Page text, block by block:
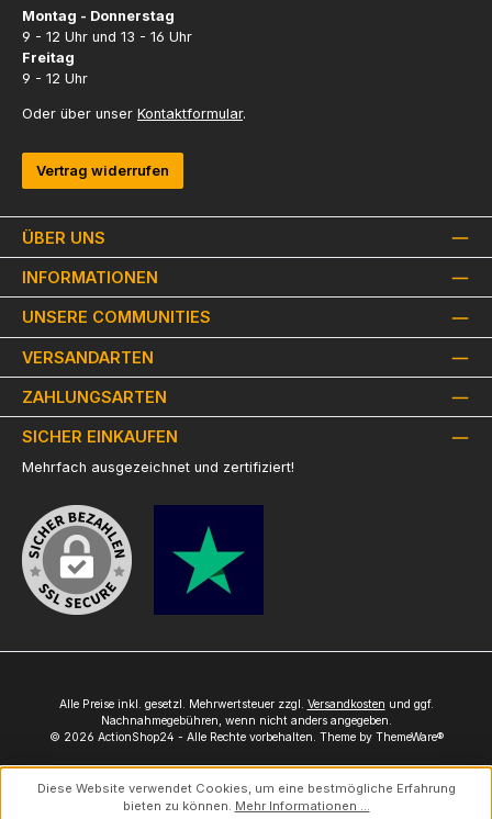
ÜBER UNS
INFORMATIONEN
Montag - Donnerstag
9 - 12 Uhr und 13 - 16 Uhr
Freitag
9 - 12 Uhr
Oder über unser Kontaktformular.
Vertrag widerrufen
UNSERE COMMUNITIES
VERSANDARTEN
ZAHLUNGSARTEN
SICHER EINKAUFEN
Mehrfach ausgezeichnet und zertifiziert!
Alle Preise inkl. gesetzl. Mehrwertsteuer zzgl. Versandkosten und ggf.
Nachnahmegebühren, wenn nicht anders angegeben.
© 2026 ActionShop24 - Alle Rechte vorbehalten. Theme by ThemeWare®
Diese Website verwendet Cookies, um eine bestmögliche Erfahrung
bieten zu können. Mehr Informationen ...